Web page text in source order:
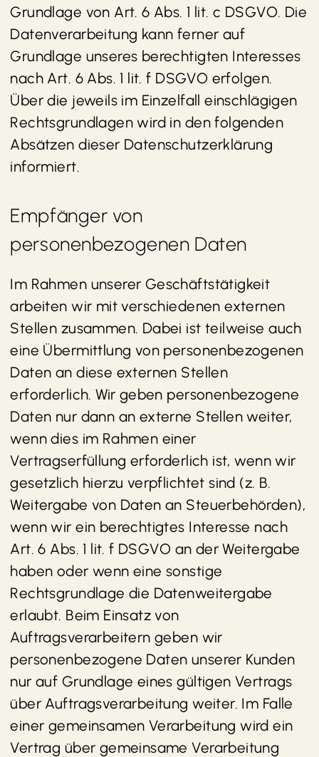
Grundlage von Art. 6 Abs. 1 lit. c DSGVO. Die
Datenverarbeitung kann ferner auf
Grundlage unseres berechtigten Interesses
nach Art. 6 Abs. 1 lit. f DSGVO erfolgen.
Über die jeweils im Einzelfall einschlägigen
Rechtsgrundlagen wird in den folgenden
Absätzen dieser Datenschutzerklärung
informiert.
Empfänger von
personenbezogenen Daten
Im Rahmen unserer Geschäftstätigkeit
arbeiten wir mit verschiedenen externen
Stellen zusammen. Dabei ist teilweise auch
eine Übermittlung von personenbezogenen
Daten an diese externen Stellen
erforderlich. Wir geben personenbezogene
Daten nur dann an externe Stellen weiter,
wenn dies im Rahmen einer
Vertragserfüllung erforderlich ist, wenn wir
gesetzlich hierzu verpflichtet sind (z. B.
Weitergabe von Daten an Steuerbehörden),
wenn wir ein berechtigtes Interesse nach
Art. 6 Abs. 1 lit. f DSGVO an der Weitergabe
haben oder wenn eine sonstige
Rechtsgrundlage die Datenweitergabe
erlaubt. Beim Einsatz von
Auftragsverarbeitern geben wir
personenbezogene Daten unserer Kunden
nur auf Grundlage eines gültigen Vertrags
über Auftragsverarbeitung weiter. Im Falle
einer gemeinsamen Verarbeitung wird ein
Vertrag über gemeinsame Verarbeitung